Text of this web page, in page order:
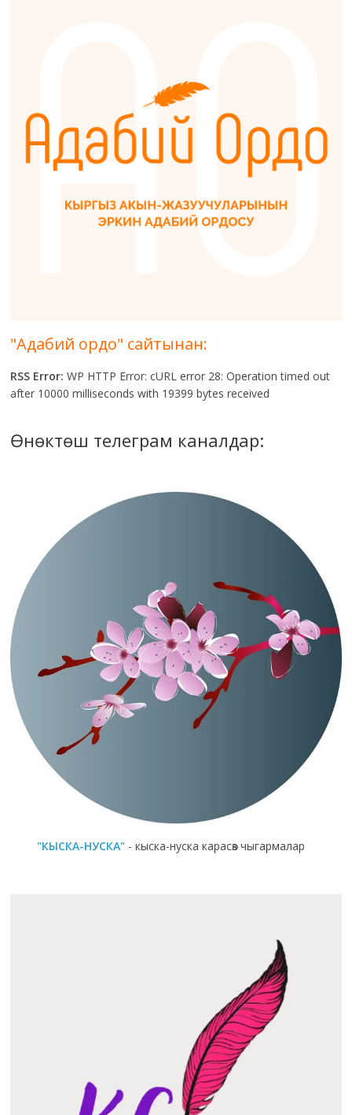
"Адабий ордо" сайтынан:
RSS Error: WP HTTP Error: cURL error 28: Operation timed out
after 10000 milliseconds with 19399 bytes received
Өнөктөш телеграм каналдар:
"КЫСКА-НУСКА" - кыска-нуска карасөз чыгармалар